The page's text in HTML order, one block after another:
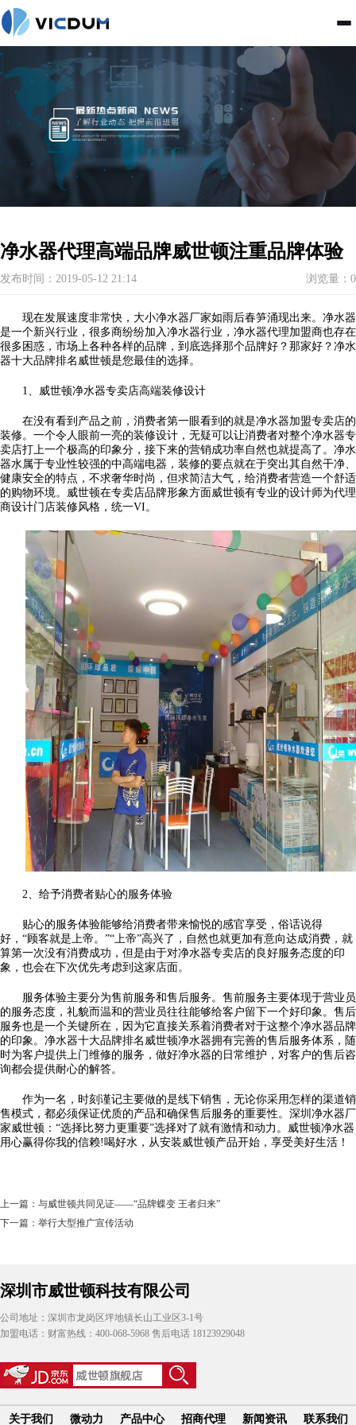
净水器代理高端品牌威世顿注重品牌体验
发布时间：2019-05-12 21:14 浏览量：0
现在发展速度非常快，大小净水器厂家如雨后春笋涌现出来。净水器
是一个新兴行业，很多商纷纷加入净水器行业，净水器代理加盟商也存在
很多困惑，市场上各种各样的品牌，到底选择那个品牌好？那家好？净水
器十大品牌排名威世顿是您最佳的选择。
1、威世顿净水器专卖店高端装修设计
在没有看到产品之前，消费者第一眼看到的就是净水器加盟专卖店的
装修。一个令人眼前一亮的装修设计，无疑可以让消费者对整个净水器专
卖店打上一个极高的印象分，接下来的营销成功率自然也就提高了。净水
器水属于专业性较强的中高端电器，装修的要点就在于突出其自然干净、
健康安全的特点，不求奢华时尚，但求简洁大气，给消费者营造一个舒适
的购物环境。威世顿在专卖店品牌形象方面威世顿有专业的设计师为代理
商设计门店装修风格，统一VI。
2、给予消费者贴心的服务体验
贴心的服务体验能够给消费者带来愉悦的感官享受，俗话说得
好，“顾客就是上帝。”“上帝”高兴了，自然也就更加有意向达成消费，就
算第一次没有消费成功，但是由于对净水器专卖店的良好服务态度的印
象，也会在下次优先考虑到这家店面。
服务体验主要分为售前服务和售后服务。售前服务主要体现于营业员
的服务态度，礼貌而温和的营业员往往能够给客户留下一个好印象。售后
服务也是一个关键所在，因为它直接关系着消费者对于这整个净水器品牌
的印象。净水器十大品牌排名威世顿净水器拥有完善的售后服务体系，随
时为客户提供上门维修的服务，做好净水器的日常维护，对客户的售后咨
询都会提供耐心的解答。
作为一名，时刻谨记主要做的是线下销售，无论你采用怎样的渠道销
售模式，都必须保证优质的产品和确保售后服务的重要性。深圳净水器厂
家威世顿：“选择比努力更重要”选择对了就有激情和动力。威世顿净水器
用心赢得你我的信赖!喝好水，从安装威世顿产品开始，享受美好生活！
上一篇： 与威世顿共同见证——“品牌蝶变 王者归来”
下一篇： 举行大型推广宣传活动
深圳市威世顿科技有限公司
公司地址：深圳市龙岗区坪地镇长山工业区3-1号
加盟电话：财富热线：400-068-5968 售后电话 18123929048
关于我们 微动力 产品中心 招商代理 新闻资讯 联系我们